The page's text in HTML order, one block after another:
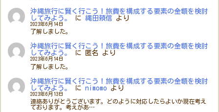
沖縄旅行に賢く行こう！旅費を構成する要素の金額を検討
してみよう。
に 縄田頼信 より
2023年6月14日
了解しました。
沖縄旅行に賢く行こう！旅費を構成する要素の金額を検討
してみよう。
に 匿名 より
2023年6月14日
了解しました。
沖縄旅行に賢く行こう！旅費を構成する要素の金額を検討
してみよう。
に nimomo より
2023年6月13日
連絡ありがとうございます。どのように対応したらよいか現在考え
ております。考えがあ…